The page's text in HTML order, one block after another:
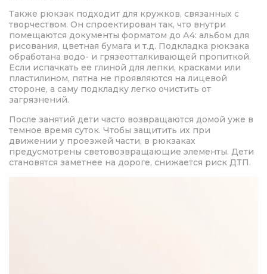
Также рюкзак подходит для кружков, связанных с
творчеством. Он спроектирован так, что внутри
помещаются документы форматом до А4: альбом для
рисования, цветная бумага и т.д. Подкладка рюкзака
обработана водо- и грязеотталкивающей пропиткой.
Если испачкать ее глиной для лепки, красками или
пластилином, пятна не проявляются на лицевой
стороне, а саму подкладку легко очистить от
загрязнений.
После занятий дети часто возвращаются домой уже в
темное время суток. Чтобы защитить их при
движении у проезжей части, в рюкзаках
предусмотрены световозвращающие элементы. Дети
становятся заметнее на дороге, снижается риск ДТП.